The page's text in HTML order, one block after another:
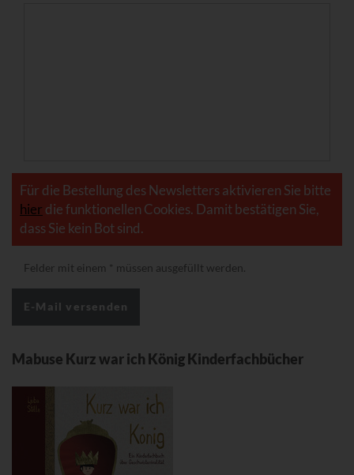
Für die Bestellung des Newsletters aktivieren Sie bitte
hier die funktionellen Cookies. Damit bestätigen Sie,
dass Sie kein Bot sind.
Felder mit einem müssen ausgefüllt werden.
Mabuse Kurz war ich König Kinderfachbücher